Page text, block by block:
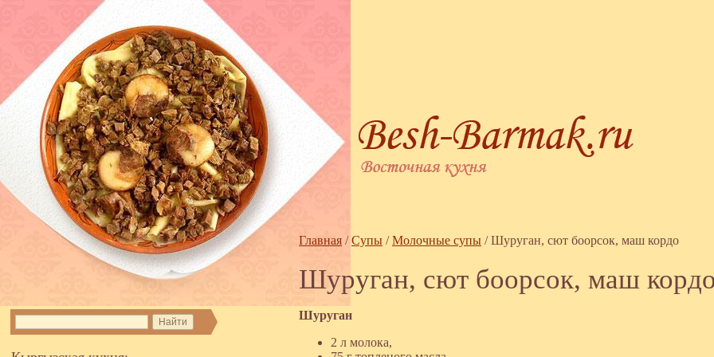
Главная /Супы /Молочные супы /Шуруган, сют боорсок, маш кордо
Шуруган, сют боорсок, маш
Шуруган
2 л молока,